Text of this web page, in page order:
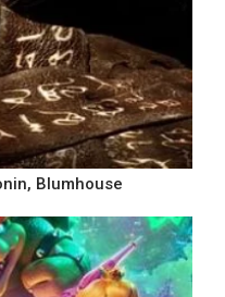
Blumhouse